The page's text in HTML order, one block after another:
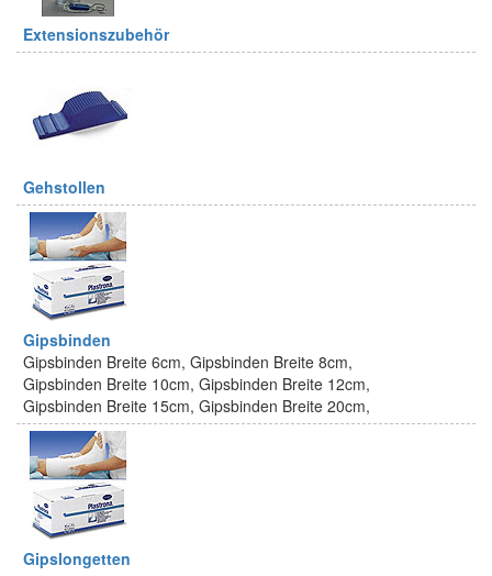
Extensionszubehör
Gehstollen
Gipsbinden
Gipsbinden Breite 6cm, Gipsbinden Breite 8cm,
Gipsbinden Breite 10cm, Gipsbinden Breite 12cm,
Gipsbinden Breite 15cm, Gipsbinden Breite 20cm,
Gipslongetten